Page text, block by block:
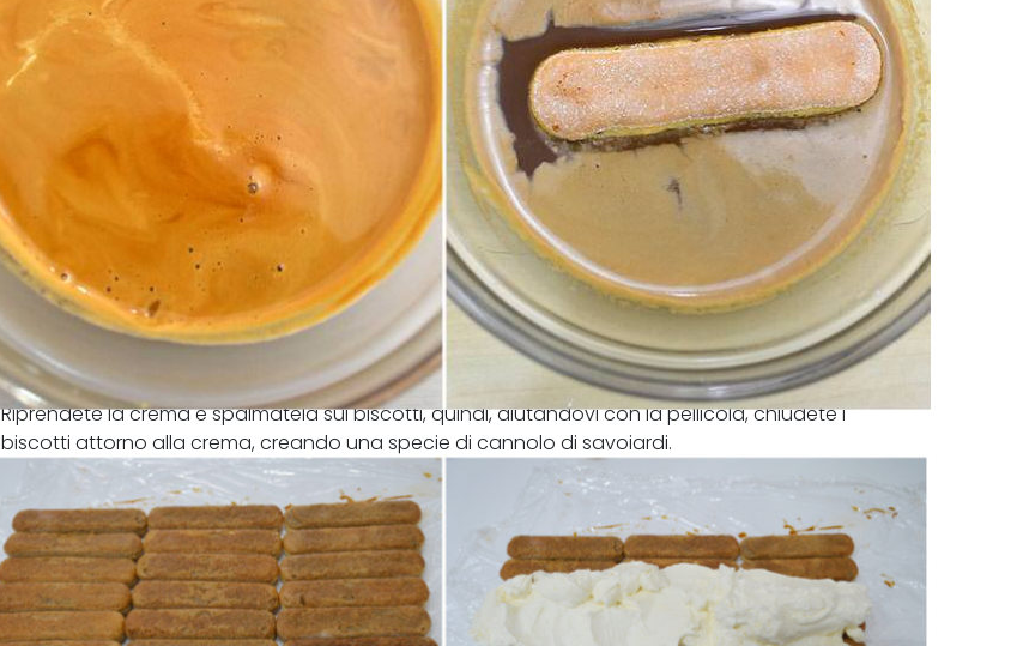
Riprendete la crema e spalmatela sui biscotti, quindi, aiutandovi con la pellicola, chiudete i
biscotti attorno alla crema, creando una specie di cannolo di savoiardi.
Chiudete bene la pellicola e mettete in freezer per almeno 2 ore.